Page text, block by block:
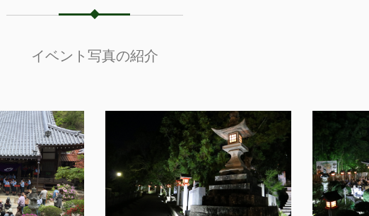
イベント写真の紹介